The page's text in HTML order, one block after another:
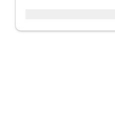
این ویژگی به این امکان